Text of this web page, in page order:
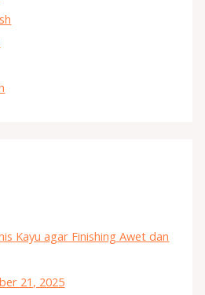
Kayu agar Finishing Awet dan
21, 2025